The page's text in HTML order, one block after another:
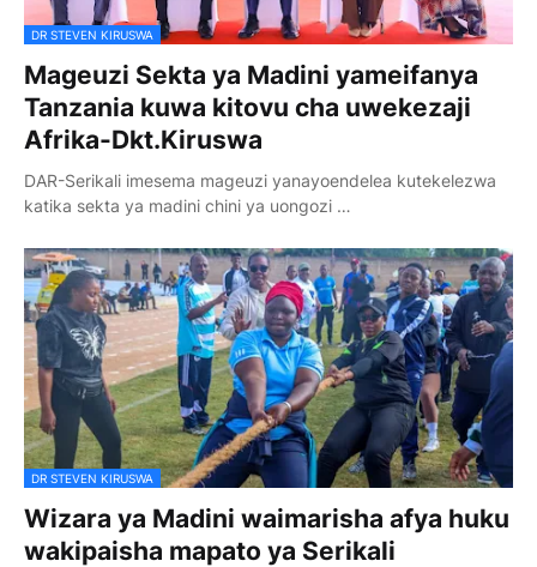
DR STEVEN KIRUSWA
Mageuzi Sekta ya Madini yameifanya
Tanzania kuwa kitovu cha uwekezaji
Afrika-Dkt.Kiruswa
DAR-Serikali imesema mageuzi yanayoendelea kutekelezwa
katika sekta ya madini chini ya uongozi …
DR STEVEN KIRUSWA
Wizara ya Madini waimarisha afya huku
wakipaisha mapato ya Serikali